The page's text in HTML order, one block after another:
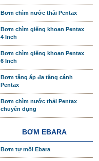
Bơm chìm nước thải Pentax
Bơm chìm giếng khoan Pentax
4 Inch
Bơm chìm giếng khoan Pentax
6 Inch
Bơm tăng áp đa tầng cánh
Pentax
Bơm chìm nước thải Pentax
chuyên dụng
BƠM EBARA
Bơm tự mồi Ebara